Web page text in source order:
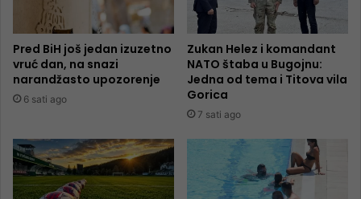
Pred BiH još jedan izuzetno
vruć dan, na snazi
narandžasto upozorenje
6 sati ago
Zukan Helez i komandant
NATO štaba u Bugojnu:
Jedna od tema i Titova vila
Gorica
7 sati ago